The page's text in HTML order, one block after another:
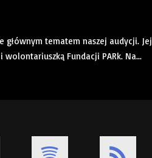
głównym tematem naszej audycji. Jej
Fundacji PARk. Na...